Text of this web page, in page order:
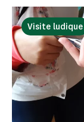
Visite ludique